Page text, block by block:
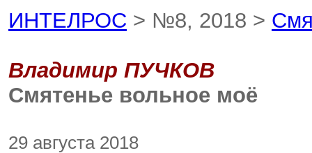
ИНТЕЛРОС > №8, 2018 >
Владимир ПУЧКОВ
Смятенье вольное моё
29 августа 2018